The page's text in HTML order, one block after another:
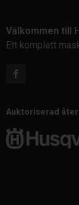
Välkommen till
Ett komplett
Auktoriserad